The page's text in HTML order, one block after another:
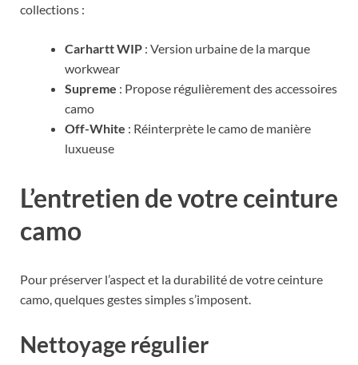
collections :
Carhartt WIP : Version urbaine de la marque
workwear
Supreme : Propose régulièrement des accessoires
camo
Off-White : Réinterprète le camo de manière
luxueuse
L’entretien de votre ceinture
camo
Pour préserver l’aspect et la durabilité de votre ceinture
camo, quelques gestes simples s’imposent.
Nettoyage régulier